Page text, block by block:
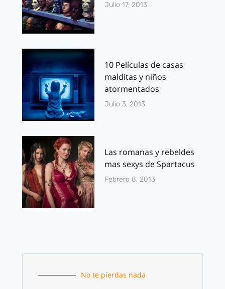
Julio 17, 2013
10 Películas de casas
malditas y niños
atormentados
Julio 3, 2013
Las romanas y rebeldes
mas sexys de Spartacus
Febrero 8, 2013
No te pierdas nada